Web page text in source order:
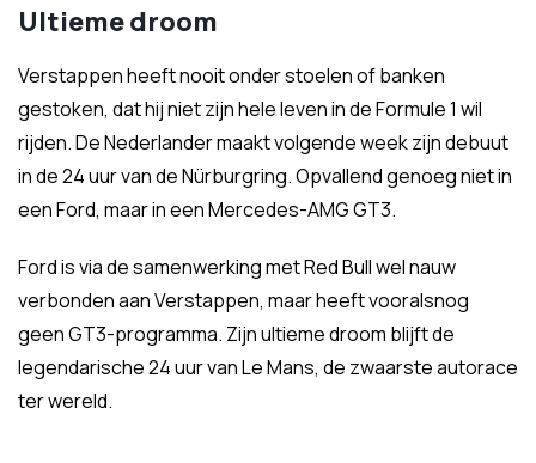
Ultieme droom
Verstappen heeft nooit onder stoelen of banken
gestoken, dat hij niet zijn hele leven in de Formule 1 wil
rijden. De Nederlander maakt volgende week zijn debuut
in de 24 uur van de Nürburgring. Opvallend genoeg niet in
een Ford, maar in een Mercedes-AMG GT3.
Ford is via de samenwerking met Red Bull wel nauw
verbonden aan Verstappen, maar heeft vooralsnog
geen GT3-programma. Zijn ultieme droom blijft de
legendarische 24 uur van Le Mans, de zwaarste autorace
ter wereld.